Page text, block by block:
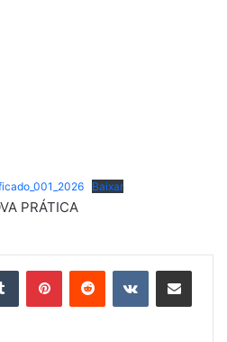
Baixar
PRÁTICA
Tumblr PinterestReddit VK Compartilhar via e-mail